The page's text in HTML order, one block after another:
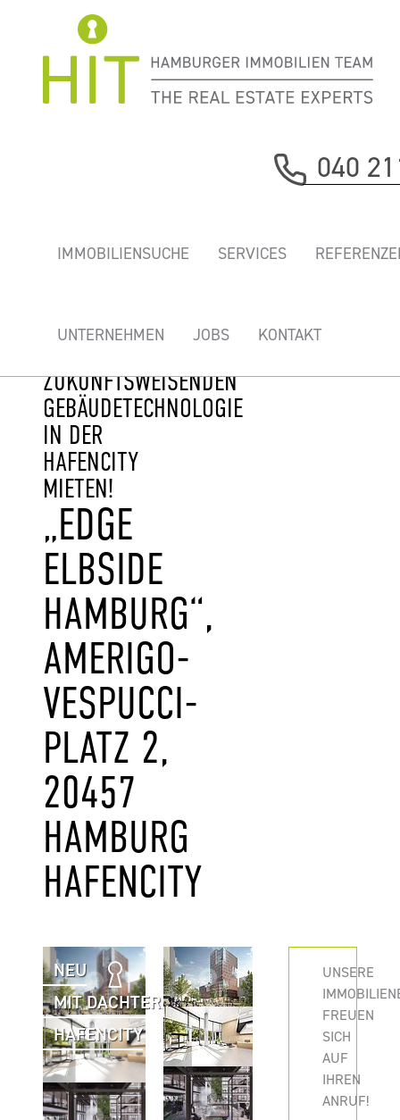
040
IMMOBILIENSUCHE SERVICES
UNTERNEHMEN JOBS KONTAKT
EDGE ELBSIDE
BÜROHAUSNEUBAU
ZUKUNFTSWEISENDEN
GEBÄUDETECHNOLOGIE
IN DER
HAFENCITY
MIETEN!
„EDGE
ELBSIDE
HAMBURG“,
AMERIGO-
VESPUCCI-
PLATZ 2,
20457
HAMBURG
HAFENCITY
NEU
MIT DACHTERRASSE
HAFENCITY
UNSERE
FREUEN
SICH
AUF
IHREN
ANRUF!